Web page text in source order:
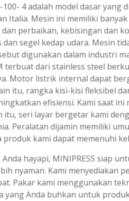
100- 4 adalah model dasar
Italia. Mesin ini memiliki
perbaikan, kebisingan dan
segel kedap udara. Mesin
digunakan dalam industri
terbuat dari stainless steel
Motor listrik internal dapat
itu, rangka kisi-kisi fleksibel
efisiensi. Kami saat
itu, seri layar bergetar kami
Peralatan dijamin memiliki
produk kami dapat memenuhi
hayapi, MINIPRESS siap
nyaman. Kami menyediakan
Pakar kami menggunakan
yang Anda buhkan untuk